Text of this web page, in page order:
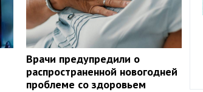
Врачи предупредили о
распространенной новогодней
проблеме со здоровьем